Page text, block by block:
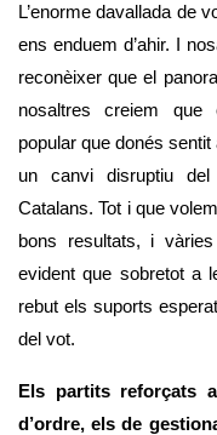
L’enorme davallada de
ens enduem d’ahir. I
reconèixer que el
nosaltres creiem que
popular que donés
un canvi disruptiu
Catalans. Tot i que
bons resultats, i
evident que sobretot a
rebut els suports
del vot.
Els partits reforçats
d’ordre, els de